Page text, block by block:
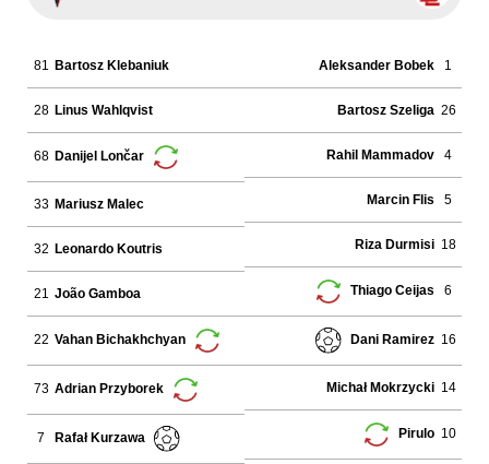
81 Bartosz Klebaniuk
28 Linus Wahlqvist
68 Danijel Lončar
33 Mariusz Malec
32 Leonardo Koutris
21 João Gamboa
22 Vahan Bichakhchyan
73 Adrian Przyborek
7 Rafał Kurzawa
Aleksander Bobek 1
Bartosz Szeliga 26
Rahil Mammadov 4
Marcin Flis 5
Riza Durmisi 18
Thiago Ceijas 6
Dani Ramirez 16
Michał Mokrzycki 14
Pirulo 10